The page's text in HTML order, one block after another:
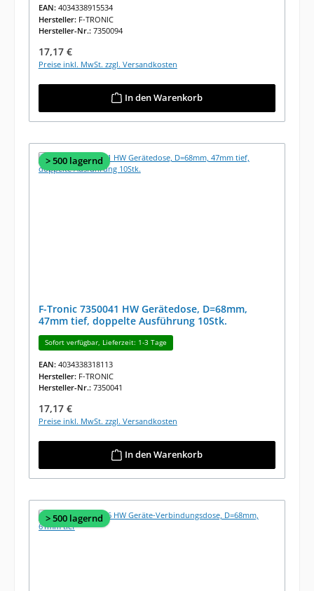
EAN: 4034338915534
Hersteller: F-TRONIC
Hersteller-Nr.: 7350094
Regulärer Preis:
17,17 €
Preise inkl. MwSt. zzgl. Versandkosten
In den Warenkorb
> 500 lagernd
F-Tronic 7350041 HW Gerätedose, D=68mm,
47mm tief, doppelte Ausführung 10Stk.
Sofort verfügbar, Lieferzeit: 1-3 Tage
EAN: 4034338318113
Hersteller: F-TRONIC
Hersteller-Nr.: 7350041
Regulärer Preis:
17,17 €
Preise inkl. MwSt. zzgl. Versandkosten
In den Warenkorb
> 500 lagernd